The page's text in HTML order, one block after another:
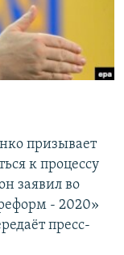
призывает
к процессу
заявил во
- 2020»
пресс-